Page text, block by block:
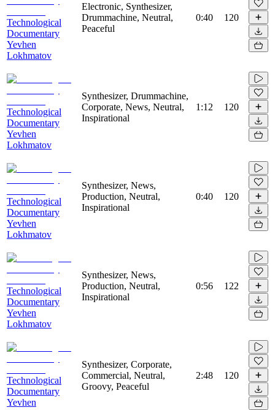
Technological
Documentary
Yevhen
Lokhmatov
Electronic, Synthesizer,
Drummachine, Neutral,
Peaceful
0:40 120
Technological
Documentary
Yevhen
Lokhmatov
Synthesizer, Drummachine,
Corporate, News, Neutral,
Inspirational
1:12 120
Technological
Documentary
Yevhen
Lokhmatov
Synthesizer, News,
Production, Neutral,
Inspirational
0:40 120
Technological
Documentary
Yevhen
Lokhmatov
Synthesizer, News,
Production, Neutral,
Inspirational
0:56 122
Technological
Documentary
Yevhen
Synthesizer, Corporate,
Commercial, Neutral,
Groovy, Peaceful
2:48 120